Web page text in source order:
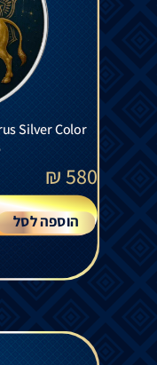
Silver Color
580
₪
הוספה לסל